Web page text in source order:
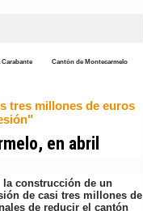
Cantón de Montecarmelo
tres millones de euros
en abril
la construcción de un
de casi tres millones de
de reducir el cantón